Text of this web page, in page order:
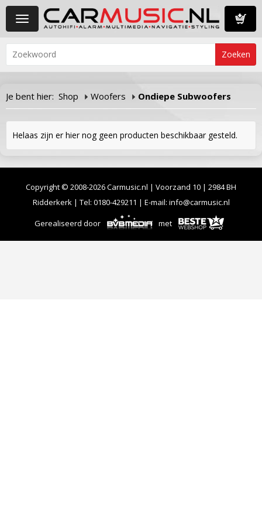
Toggle
navigation
Je bent hier: Shop Woofers Ondiepe Subwoofers
Helaas zijn er hier nog geen producten beschikbaar gesteld.
Copyright © 2008-2026 Carmusic.nl | Voorzand 10 | 2984 BH
Ridderkerk | Tel: 0180-429211 | E-mail: info@carmusic.nl
Gerealiseerd door
met